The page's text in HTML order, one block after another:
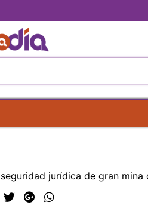
al
contenido
principal
jurídica de gran mina